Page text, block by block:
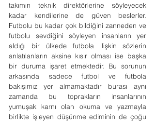
takımın teknik direktörlerine söyleyecek
kadar kendilerine de güven beslerler.
Futbolu bu kadar çok bildiğini zanneden ve
futbolu sevdiğini söyleyen insanların yer
aldığı bir ülkede futbola ilişkin sözlerin
anlatılanların aksine kısır olması ise başka
bir duruma işaret etmektedir. Bu sorunun
arkasında sadece futbol ve futbola
bakışımız yer almamaktadır burası aynı
zamanda bu toprakların insanlarının
yumuşak karnı olan okuma ve yazmayla
birlikte işleyen düşünme ediminin de çoğu